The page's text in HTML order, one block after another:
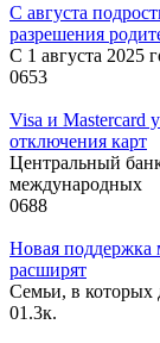
С августа
разрешения
С 1 августа 2025
0653
Visa и Mastercard
отключения карт
Центральный
международных
0688
Новая поддержка
расширят
Семьи, в которых
01.3к.